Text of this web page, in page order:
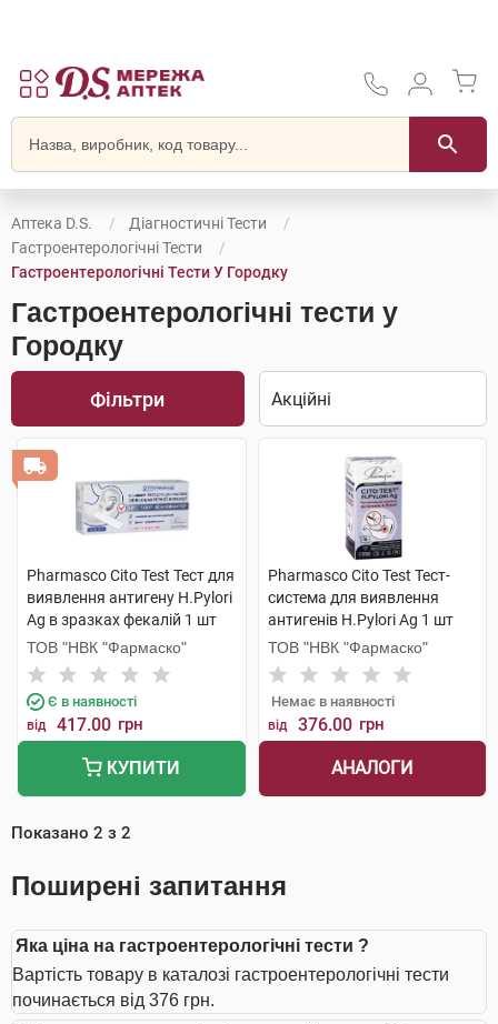
Аптека D.S.
Діагностичні Тести
Гастроентерологічні Тести
Гастроентерологічні Тести У Городку
Гастроентерологічні тести у
Городку
Фільтри
Pharmasco Cito Test Тест для
виявлення антигену Н.Pylori
Ag в зразках фекалій 1 шт
ТОВ "НВК "Фармаско"
Є в наявності
від 417.00 грн
КУПИТИ
Pharmasco Cito Test Тест-
система для виявлення
антигенів Н.Pylori Ag 1 шт
ТОВ "НВК "Фармаско"
Немає в наявності
від 376.00 грн
АНАЛОГИ
Показано 2 з 2
Поширені запитання
Яка ціна на гастроентерологічні тести ?
Вартість товару в каталозі гастроентерологічні тести
починається від 376 грн.